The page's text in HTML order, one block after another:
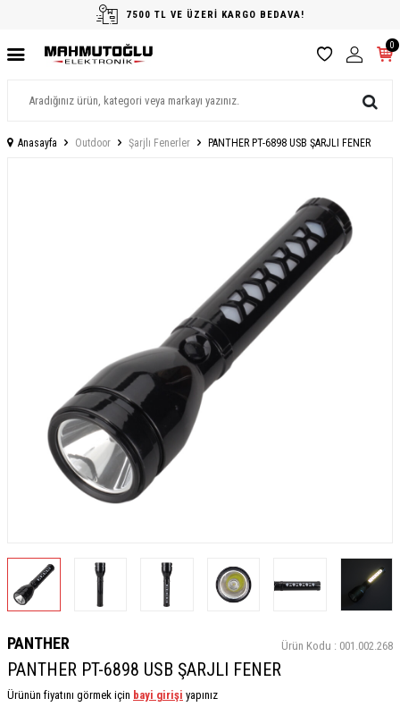
7500 TL VE ÜZERİ KARGO BEDAVA!
0
Anasayfa Outdoor Şarjlı Fenerler PANTHER PT-6898 USB ŞARJLI FENER
PANTHER Ürün Kodu : 001.002.268
PANTHER PT-6898 USB ŞARJLI FENER
Ürünün fiyatını görmek için bayi girişi yapınız